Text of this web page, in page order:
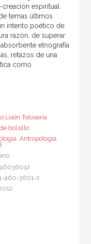
espiritual
temas últimos
intento poético de
razón, de superar
etnografía
retazos de una
como
Lisón Tolosana
bolsillo
Antropología
460-3601-2